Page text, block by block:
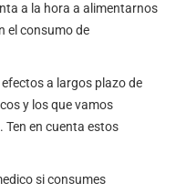
a la hora a alimentarnos
el consumo de
a largos plazo de
y los que vamos
en cuenta estos
si consumes